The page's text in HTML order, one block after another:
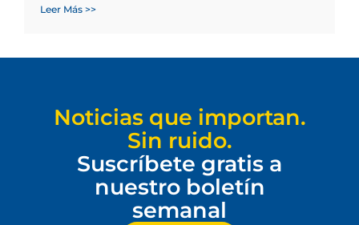
Leer Más >>
Noticias que importan.
Sin ruido.
Suscríbete gratis a
nuestro boletín
semanal